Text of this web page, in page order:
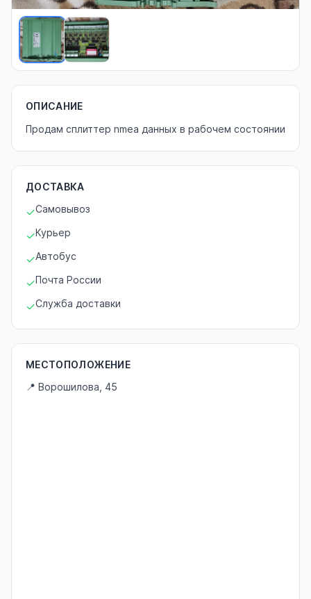
ОПИСАНИЕ
Продам сплиттер nmea данных в рабочем состоянии
ДОСТАВКА
✓Самовывоз
✓Курьер
✓Автобус
✓Почта России
✓Служба доставки
МЕСТОПОЛОЖЕНИЕ
📍 Ворошилова, 45